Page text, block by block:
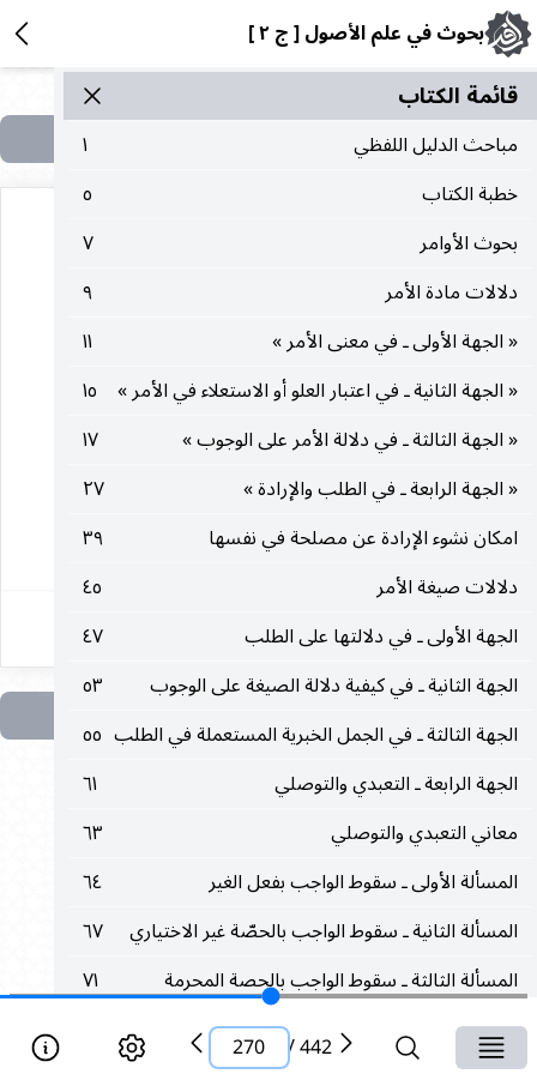
بحوث في علم الأصول [ ج ٢ ]
قائمة الکتاب
مباحث الدليل اللفظي
١
خطبة الكتاب
٥
بحوث الأوامر
٧
دلالات مادة الأمر
٩
« الجهة الأولى ـ في معنى الأمر »
١١
« الجهة الثانية ـ في اعتبار العلو أو الاستعلاء في الأمر » ١٥
« الجهة الثالثة ـ في دلالة الأمر على الوجوب »
١٧
« الجهة الرابعة ـ في الطلب والإرادة »
٢٧
امكان نشوء الإرادة عن مصلحة في نفسها
٣٩
دلالات صيغة الأمر
٤٥
الجهة الأولى ـ في دلالتها على الطلب
٤٧
الجهة الثانية ـ في كيفية دلالة الصيغة على الوجوب
٥٣
الجهة الثالثة ـ في الجمل الخبرية المستعملة في الطلب ٥٥
الجهة الرابعة ـ التعبدي والتوصلي
٦١
معاني التعبدي والتوصلي
٦٣
المسألة الأولى ـ سقوط الواجب بفعل الغير
٦٤
المسألة الثانية ـ سقوط الواجب بالحصّة غير الاختياري
٦٧
المسألة الثالثة ـ سقوط الواجب بالحصة المحرمة
٧١
المسألة الرابعة ـ سقوط الواجب بغير قصد القربة
هذه الصفحة في الكتاب لا تحتوي على نص
٢٧٠
442
/
270